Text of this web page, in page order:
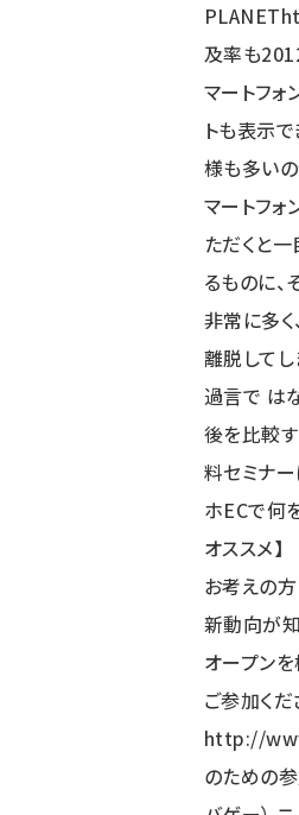
PLANET
及率も
マートフォ
トも表示
様も多いのが
マートフ
ただくと
るものに
非常に多く
離脱して
過言で は
後を比較
料セミナーに
ホECで何を行
オススメ
お考えの
新動向が
オープン
ご参加ください
http://
のための参加